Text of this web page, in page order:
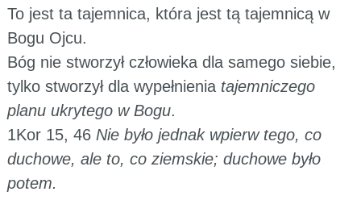
To jest ta tajemnica, która jest tą tajemnicą w
Bogu Ojcu.
Bóg nie stworzył człowieka dla samego siebie,
tylko stworzył dla wypełnienia tajemniczego
planu ukrytego w Bogu.
1Kor 15, 46 Nie było jednak wpierw tego, co
duchowe, ale to, co ziemskie; duchowe było
potem.